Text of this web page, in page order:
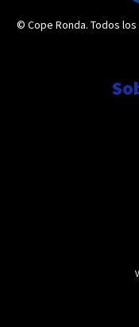
© Cope Ronda. Todos